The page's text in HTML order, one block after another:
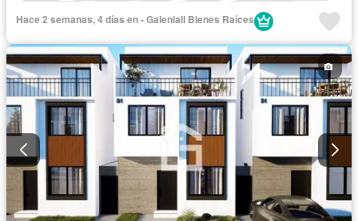
Sin amoblar
Hace 2 semanas, 4 días en - Galeniall Bienes Raíces